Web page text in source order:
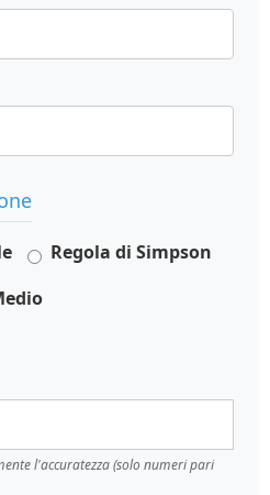
Regola di Simpson
l'accuratezza (solo numeri pari